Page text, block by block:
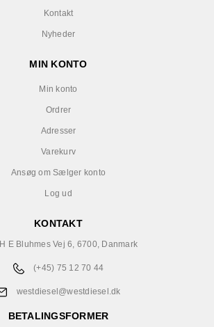
Kontakt
Nyheder
MIN KONTO
Min konto
Ordrer
Adresser
Varekurv
Ansøg om Sælger konto
Log ud
KONTAKT
H E Bluhmes Vej 6, 6700, Danmark
(+45) 75 12 70 44
westdiesel@westdiesel.dk
BETALINGSFORMER